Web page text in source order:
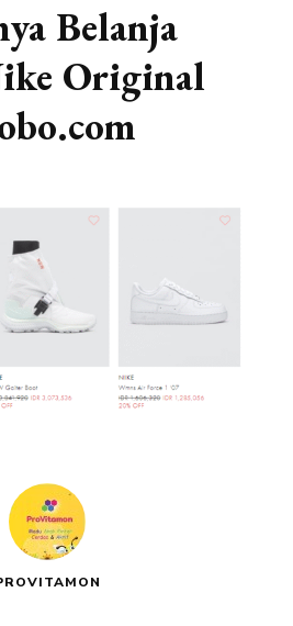
Belanja
Original